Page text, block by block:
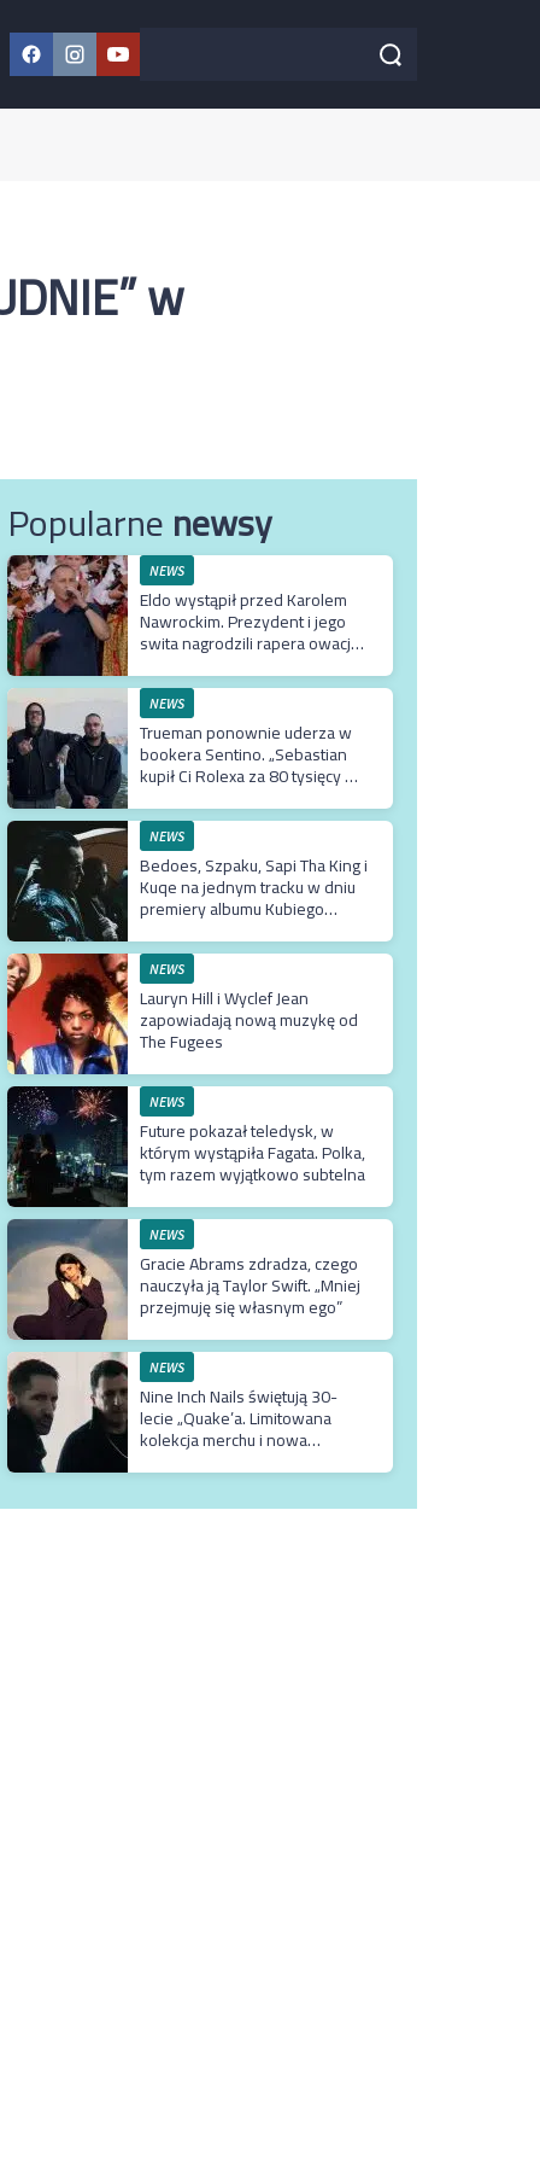
Facebook
Instagram
YouTube
Szukaj w serwisie Szukaj
w
Popularnenewsy
NEWS
Eldo wystąpił przed Karolem
Nawrockim. Prezydent i jego
swita nagrodzili rapera owacją
NEWS
Trueman ponownie uderza w
bookera Sentino. „Sebastian
kupił Ci Rolexa za 80 tysięcy w
krzywe umowy”
NEWS
Bedoes, Szpaku, Sapi Tha King i
Kuqe na jednym tracku w dniu
premiery albumu Kubiego
NEWS
Lauryn Hill i Wyclef Jean
zapowiadają nową muzykę od
The Fugees
NEWS
Future pokazał teledysk, w
którym wystąpiła Fagata. Polka,
tym razem wyjątkowo subtelna
NEWS
Gracie Abrams zdradza, czego
nauczyła ją Taylor Swift. „Mniej
przejmuję się własnym ego”
NEWS
Nine Inch Nails świętują 30-
lecie „Quake’a. Limitowana
kolekcja merchu i nowa